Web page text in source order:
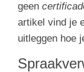
geen
artikel vind je
uitleggen hoe